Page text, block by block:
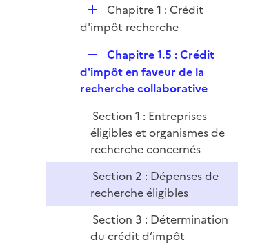
r
p
l
r
D
é
i
e
Chapitre 1 : Crédit
d'impôt recherche
e
p
i
e
r
Chapitre 1.5 : Crédit
d'impôt en faveur de la
recherche collaborative
Section 1 : Entreprises
éligibles et organismes de
recherche concernés
Section 2 : Dépenses de
recherche éligibles
Section 3 : Détermination
du crédit d’impôt